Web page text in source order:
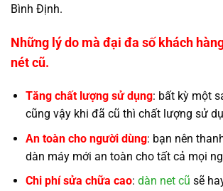
Bình Định.
Những lý do mà đại đa số khách
nét cũ.
Tăng chất lượng sử dụng: bất kỳ một
cũng vậy khi đã cũ thì chất lượng sử
An toàn cho người dùng: bạn nên
dàn máy mới an toàn cho tất cả mọi
Chi phí sửa chữa cao: dàn net cũ sẽ